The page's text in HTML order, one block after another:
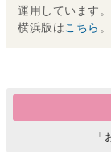
運用しています。
横浜版は こちら
「